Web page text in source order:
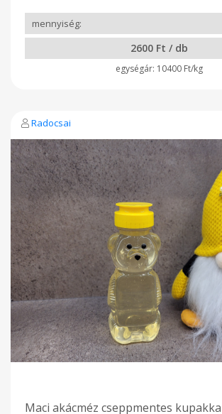
2600 Ft / db
10400 Ft/kg
Radocsai
Maci akácméz cseppmentes